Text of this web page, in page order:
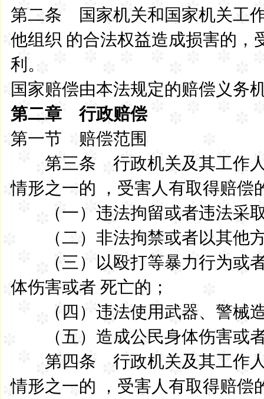
第二条 国家机关和国家机关工
他组织 的合法权益造成损害的，
利。
国家赔偿由本法规定的赔偿义
第二章 行政赔偿
第一节 赔偿范围
第三条 行政机关及其工作人
情形之一的 ，受害人有取得赔偿
（一）违法拘留或者违法采取
（二）非法拘禁或者以其他方
（三）以殴打等暴力行为或者
体伤害或者 死亡的；
（四）违法使用武器、警械造
（五）造成公民身体伤害或者
第四条 行政机关及其工作人
情形之一的 ，受害人有取得赔偿